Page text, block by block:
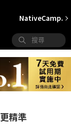
NativeCamp.
精準